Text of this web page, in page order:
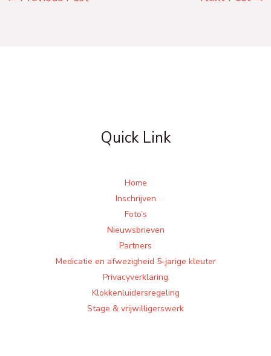
Quick Link
Home
Inschrijven
Foto’s
Nieuwsbrieven
Partners
Medicatie en afwezigheid 5-jarige kleuter
Privacyverklaring
Klokkenluidersregeling
Stage & vrijwilligerswerk